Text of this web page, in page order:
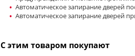
Автоматическое запирание дверей
Автоматическое запирание дверей
С этим товаром покупают